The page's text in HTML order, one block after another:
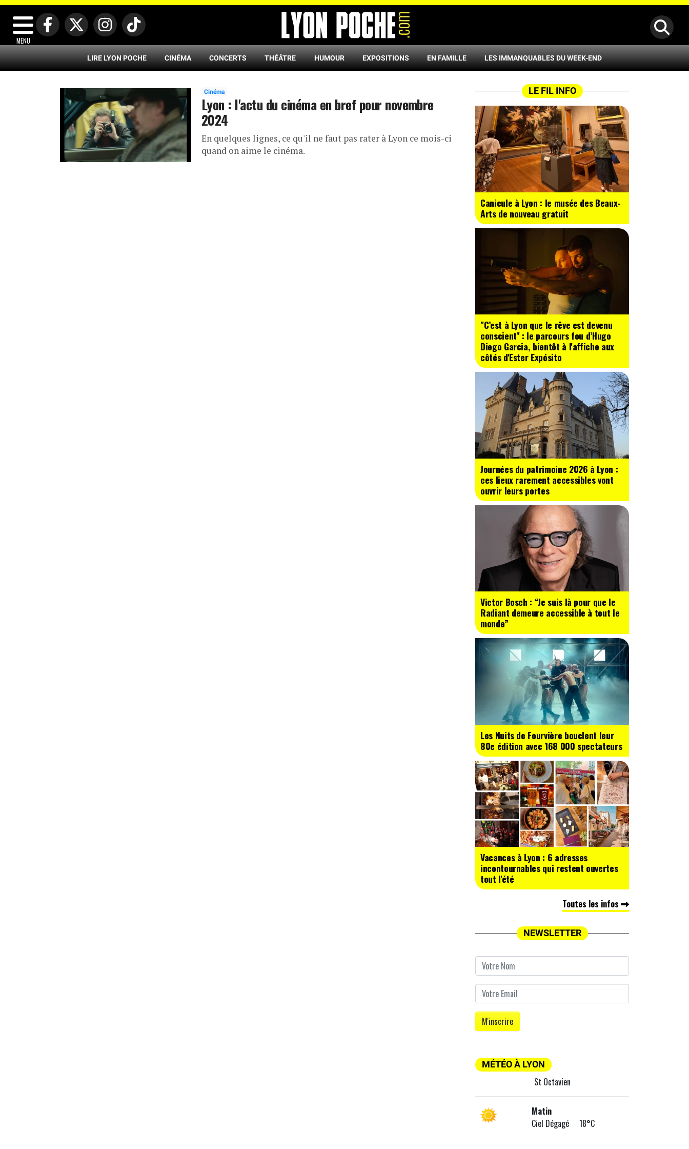
MENU
LIRE LYON POCHE CINÉMA CONCERTS THÉÂTRE HUMOUR EXPOSITIONS EN FAMILLE LES IMMANQUABLES DU WEEK-END
Cinéma
Lyon : l'actu du cinéma en bref pour novembre
2024
En quelques lignes, ce qu'il ne faut pas rater à Lyon ce mois-ci
quand on aime le cinéma.
LE FIL INFO
Canicule à Lyon : le musée des Beaux-
Arts de nouveau gratuit
"C’est à Lyon que le rêve est devenu
conscient" : le parcours fou d’Hugo
Diego Garcia, bientôt à l'affiche aux
côtés d'Ester Expósito
Journées du patrimoine 2026 à Lyon :
ces lieux rarement accessibles vont
ouvrir leurs portes
Victor Bosch : “Je suis là pour que le
Radiant demeure accessible à tout le
monde”
Les Nuits de Fourvière bouclent leur
80e édition avec 168 000 spectateurs
Vacances à Lyon : 6 adresses
incontournables qui restent ouvertes
tout l'été
Toutes les infos
NEWSLETTER
MÉTÉO À LYON
St Octavien
Matin
Ciel Dégagé 18°C